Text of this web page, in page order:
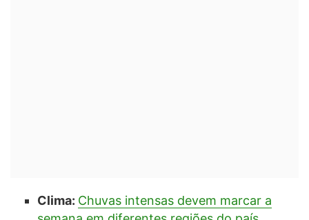
Clima: Chuvas intensas devem marcar a